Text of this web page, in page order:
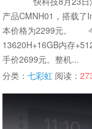
产品CMNH01，搭载了
本价格为2299元。 今
13620H+16GB内存
手价2699元。整机...
分类：七彩虹 阅读：